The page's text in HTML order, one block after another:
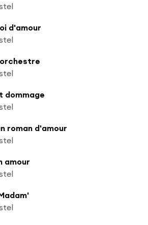
d'amour
dommage
roman d'amour
amour